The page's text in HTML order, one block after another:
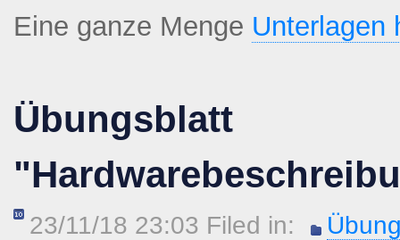
Eine ganze Menge Unterlagen
Übungsblatt
23/11/18 23:03 Filed in: